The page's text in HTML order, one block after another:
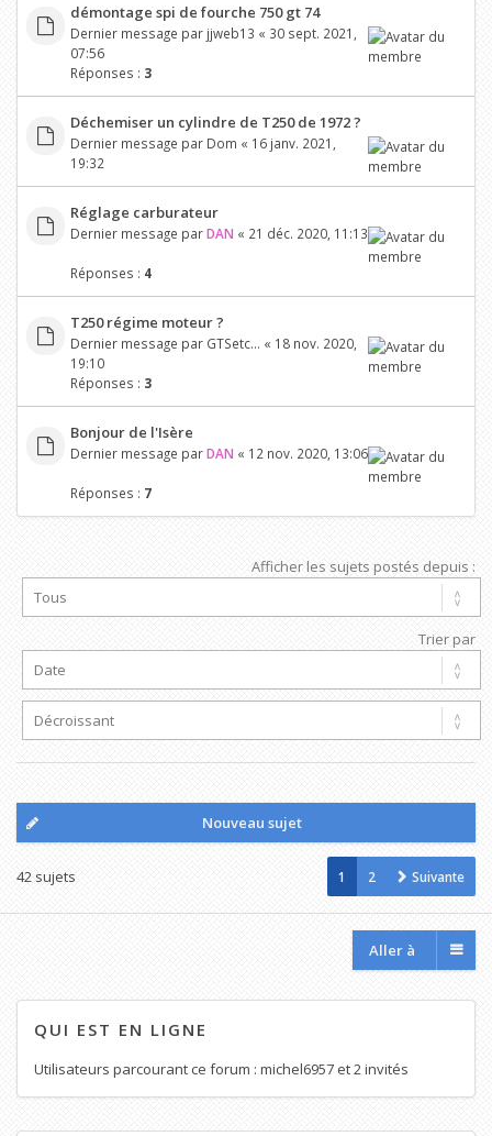
démontage spi de fourche 750 gt 74
Dernier message par jjweb13 « 30 sept. 2021,
07:56
Réponses : 3
Déchemiser un cylindre de T250 de 1972 ?
Dernier message par Dom « 16 janv. 2021,
19:32
Réglage carburateur
Dernier message parDAN « 21 déc. 2020, 11:13
Réponses : 4
T250 régime moteur ?
Dernier message par GTSetc... « 18 nov. 2020,
19:10
Réponses : 3
Bonjour de l'Isère
Dernier message parDAN « 12 nov. 2020, 13:06
Réponses : 7
Afficher les sujets postés depuis :
Trier par
Nouveau sujet
42 sujets 1 2 Suivante
Aller à
QUI EST EN LIGNE
Utilisateurs parcourant ce forum : michel6957 et 2 invités